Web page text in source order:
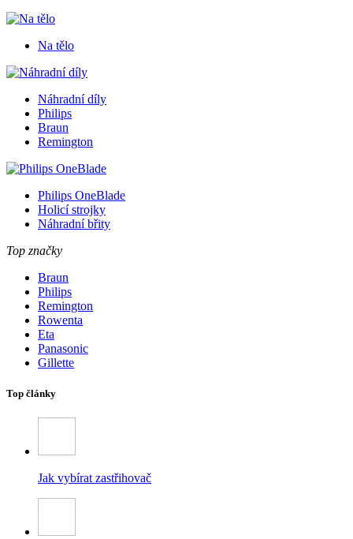
Na tělo
Náhradní díly
Philips
Braun
Remington
Philips OneBlade
Holicí strojky
Náhradní břity
Top značky
Braun
Philips
Remington
Rowenta
Eta
Panasonic
Gillette
Top články
Jak vybírat zastřihovač